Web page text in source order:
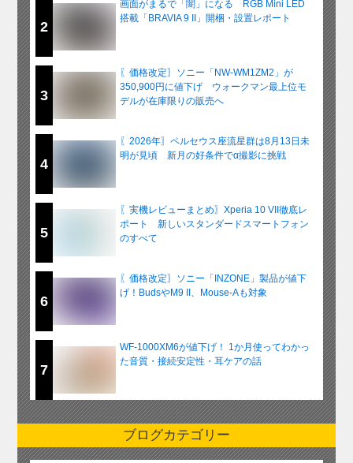
2
画面がまるで「闇」になる RGB Mini LED
搭載「BRAVIA 9 II」開梱・設置レポート
3
〖価格改定〗ソニー「NW-WM1ZM2」が
350,900円に値下げ ウォークマン最上位モ
デルが在庫限りの販売へ
4
〖2026年〗ペルセウス座流星群は8月13日未
明が見頃 新月の好条件でα撮影に挑戦
5
〖実機レビューまとめ〗Xperia 10 VII徹底レ
ポート 新しいスタンダードスマートフォン
のすべて
6
〖価格改定〗ソニー「INZONE」製品が値下
げ！BudsやM9 II、Mouse-Aも対象
7
WF-1000XM6が値下げ！ 1か月使ってわかっ
た音質・接続安定性・耳ケアの話
ブログカテゴリー